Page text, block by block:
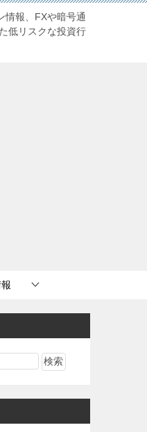
情報、FXや暗号通
低リスクな投資行